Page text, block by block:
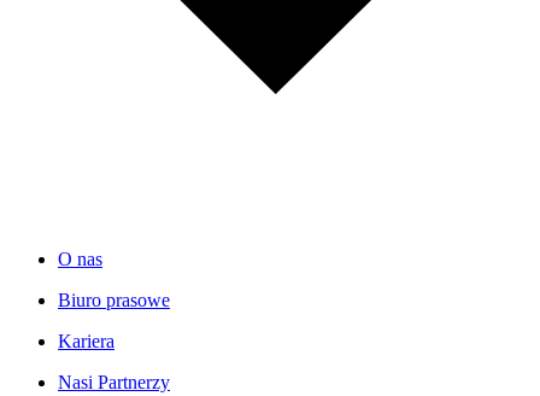
O nas
Biuro prasowe
Kariera
Nasi Partnerzy